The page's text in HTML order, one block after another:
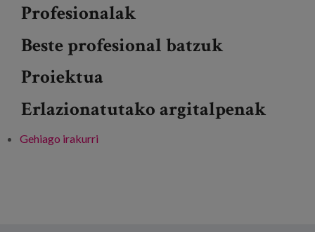
Profesionalak
Beste profesional batzuk
Proiektua
Erlazionatutako argitalpenak
Gehiago irakurri